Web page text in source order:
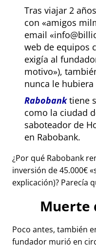
Tras viajar 2
con
amigos
email
web de equipos
exigía al
motivo ),
nunca le
Rabobanktiene
como la ciudad
saboteador de
en Rabobank.
¿Por qué Rabobank
inversión de 45.000€
explicación)? Parecía
Muerte
Poco antes, también
fundador murió en